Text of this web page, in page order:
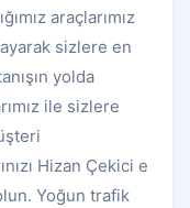
araçlarımız
sizlere en
yolda
ile sizlere
Hizan Çekici e
Yoğun trafik